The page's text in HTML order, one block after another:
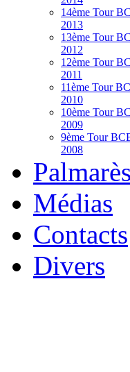
14ème Tour
2013
13ème Tour
2012
12ème Tour
2011
11ème Tour
2010
10ème Tour
2009
9ème Tour
2008
Palmarès
Médias
Contacts
Divers